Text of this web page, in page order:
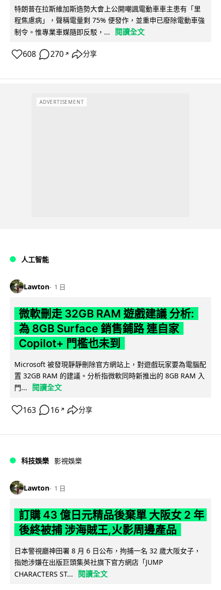
特朗普在拉斯維加斯造勢大會上公開嘲諷電動車車主患有「里
程焦慮病」，聲稱電量剩 75% 便發作，並重申已廢除電動車強
制令。惟專業車媒隨即反駁，...
閱讀全文
608 270 ↗ 分享
ADVERTISEMENT
人工智能
Lawton 1 日
微軟刪走 32GB RAM 遊戲建議 分析:
為 8GB Surface 銷售鋪路 連自家
Copilot+ 門檻也未到
Microsoft 被發現靜靜刪除官方網站上，對遊戲玩家要為電腦配
置 32GB RAM 的建議。分析指微軟同時新推出的 8GB RAM 入
門...
閱讀全文
163 16 ↗ 分享
科技娛樂 影視娛樂
Lawton 1 日
訂購 43 億日元精品後棄單 大阪女 2 年
後終被捕 涉海賊王,火影周邊產品
日本警視廳神田署 8 月 6 日公布，拘捕一名 32 歲大阪女子，
指她涉嫌在出版巨頭集英社旗下官方網店「JUMP
CHARACTERS ST...
閱讀全文